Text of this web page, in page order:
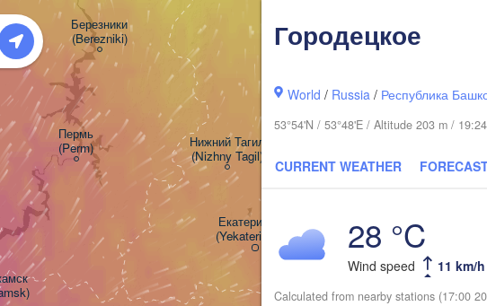
Городецкое
World / Russia / Республика
53°54'N / 53°48'E / Altitude 203 m /
CURRENT WEATHER
28 °C
Wind speed 11 km/h
Calculated from nearby stations (17:00
Пермь
(Perm)
Екатеринбург
(Yekaterinburg)
Березники
(Berezniki)
Нижний Тагил
(Nizhny Tagil)